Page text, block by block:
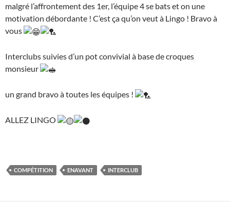
malgré l’affrontement des 1er, l’équipe 4 se bats et on une
motivation débordante ! C’est ça qu’on veut à Lingo ! Bravo à
vous
Interclubs suivies d’un pot convivial à base de croques
monsieur
un grand bravo à toutes les équipes !
ALLEZ LINGO
COMPÉTITION ENAVANT INTERCLUB